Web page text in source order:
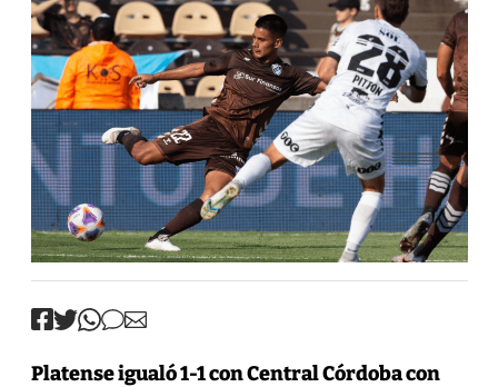
Platense igualó 1-1 con Central Córdoba con